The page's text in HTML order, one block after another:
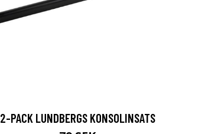
2-PACK LUNDBERGS KONSOLINSATS